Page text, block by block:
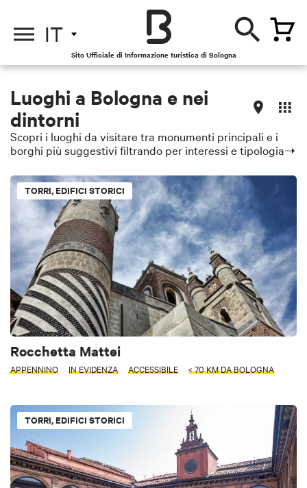
IT
Sito Ufficiale di Informazione turistica di Bologna
Luoghi a Bologna e nei
dintorni
Scopri i luoghi da visitare tra monumenti principali e i
borghi più suggestivi filtrando per interessi e tipologia➝
TORRI, EDIFICI STORICI
Rocchetta Mattei
APPENNINO IN EVIDENZA ACCESSIBILE < 70 KM DA BOLOGNA
TORRI, EDIFICI STORICI